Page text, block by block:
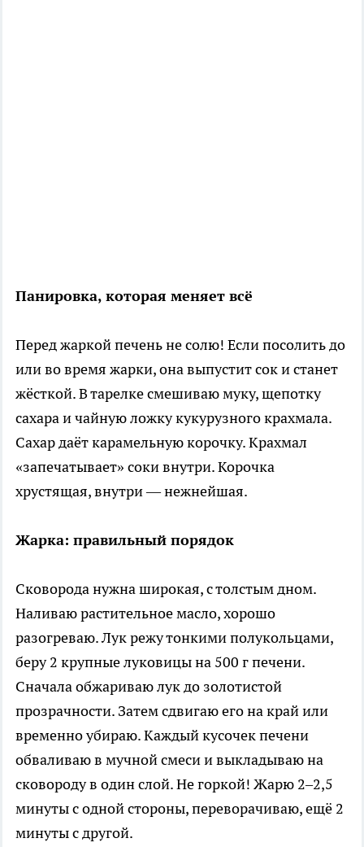
Панировка, которая меняет всё
Перед жаркой печень не солю! Если посолить до
или во время жарки, она выпустит сок и станет
жёсткой. В тарелке смешиваю муку, щепотку
сахара и чайную ложку кукурузного крахмала.
Сахар даёт карамельную корочку. Крахмал
«запечатывает» соки внутри. Корочка
хрустящая, внутри — нежнейшая.
Жарка: правильный порядок
Сковорода нужна широкая, с толстым дном.
Наливаю растительное масло, хорошо
разогреваю. Лук режу тонкими полукольцами,
беру 2 крупные луковицы на 500 г печени.
Сначала обжариваю лук до золотистой
прозрачности. Затем сдвигаю его на край или
временно убираю. Каждый кусочек печени
обваливаю в мучной смеси и выкладываю на
сковороду в один слой. Не горкой! Жарю 2–2,5
минуты с одной стороны, переворачиваю, ещё 2
минуты с другой.